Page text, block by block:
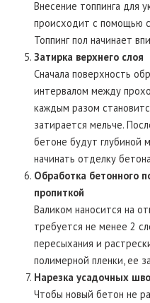
Внесение топпинга для
происходит с помощью
Топпинг пол начинает
Затирка верхнего слоя
Сначала поверхность
интервалом между
каждым разом
затирается мельче.
бетоне будут глубиной
начинать отделку
Обработка бетонного
пропиткой
Валиком наносится на
требуется не менее 2
пересыхания и
полимерной пленки, ее
Нарезка усадочных
Чтобы новый бетон не